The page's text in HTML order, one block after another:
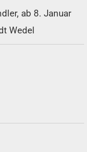
ab 8. Januar
Wedel